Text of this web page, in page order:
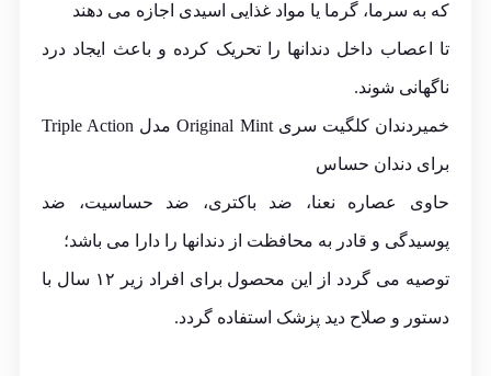
که به سرما، گرما یا مواد غذایی اسیدی اجازه می دهند
تا اعصاب داخل دندانها را تحریک کرده و باعث ایجاد درد
ناگهانی شوند.
خمیردندان کلگیت سری Original Mint مدل Triple Action
برای دندان حساس
حاوی عصاره نعنا، ضد باکتری، ضد حساسیت، ضد
پوسیدگی و قادر به محافظت از دندانها را دارا می باشد؛
توصیه می گردد از این محصول برای افراد زیر ۱۲ سال با
دستور و صلاح دید پزشک استفاده گردد.